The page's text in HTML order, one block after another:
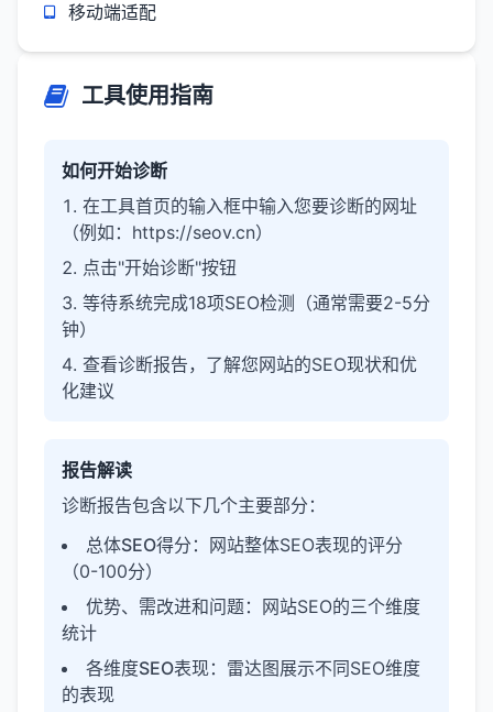
移动端适配
工具使用指南
如何开始诊断
在工具首页的输入框中输入您要诊断的网址
（例如：https://seov.cn）
点击"开始诊断"按钮
等待系统完成18项SEO检测（通常需要2-5分
钟）
查看诊断报告，了解您网站的SEO现状和优
化建议
报告解读
诊断报告包含以下几个主要部分：
总体SEO得分 ：网站整体SEO表现的评分
（0-100分）
优势、需改进和问题：网站SEO的三个维度
统计
各维度SEO表现：雷达图展示不同SEO维度
的表现